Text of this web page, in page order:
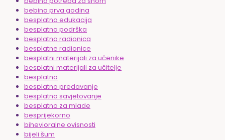
bebina prva godina
besplatna edukacija
besplatna podrška
besplatna radionica
besplatne radionice
besplatni materijali za učenike
besplatni materijali za učitelje
besplatno
besplatno predavanje
besplatno savjetovanje
besplatno za mlade
besprijekorno
bihevioralne ovisnosti
bijeli šum